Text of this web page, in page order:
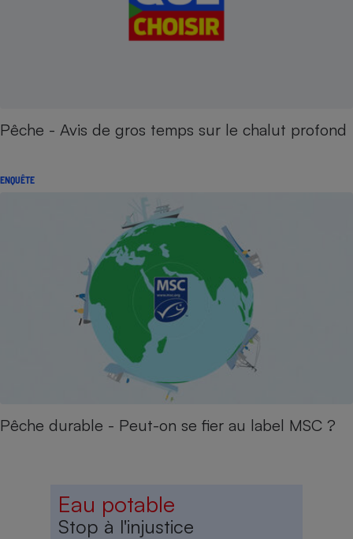
Pêche - Avis de gros temps sur le chalut profond
ENQUÊTE
Pêche durable - Peut-on se fier au label MSC ?
Eau potable
Stop à l'injustice